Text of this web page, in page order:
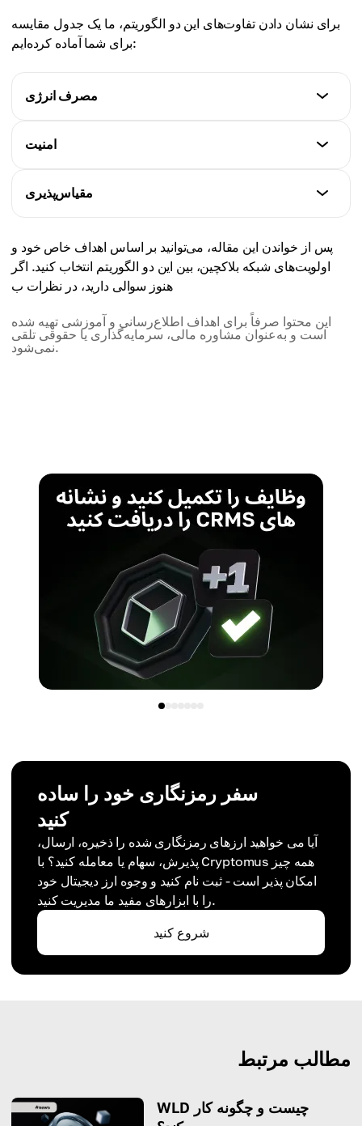
برای نشان دادن تفاوت‌های این دو الگوریتم، ما یک جدول مقایسه
برای شما آماده کرده‌ایم:
مصرف انرژی
Proof-of-Work
Proof-of-Stake
امنیت
Proof-of-Work
Proof-of-Stake
بالا، اما بستگی به توزیع استیک‌ها دارد. ریسک مرکزی شدن
بیشتر است.
مقیاس‌پذیری
محدود. توان عملیاتی پایین و سرعت تراکنش‌های کند.
Proof-of-Stake
مقیاس‌پذیری بهتر. سرعت تراکنش بالاتر و کارمزدهای کمتر.
پس از خواندن این مقاله، می‌توانید بر اساس اهداف خاص خود و
اولویت‌های شبکه بلاکچین، بین این دو الگوریتم انتخاب کنید. اگر
هنوز سوالی دارید، در نظرات ب
این محتوا صرفاً برای اهداف اطلاع‌رسانی و آموزشی تهیه شده
است و به‌عنوان مشاوره مالی، سرمایه‌گذاری یا حقوقی تلقی
نمی‌شود.
سفر رمزنگاری خود را ساده
کنید
آیا می خواهید ارزهای رمزنگاری شده را ذخیره، ارسال،
پذیرش، سهام یا معامله کنید؟ با Cryptomus همه چیز
امکان پذیر است - ثبت نام کنید و وجوه ارز دیجیتال خود
را با ابزارهای مفید ما مدیریت کنید.
شروع کنید
مطالب مرتبط
WLD چیست و چگونه کار